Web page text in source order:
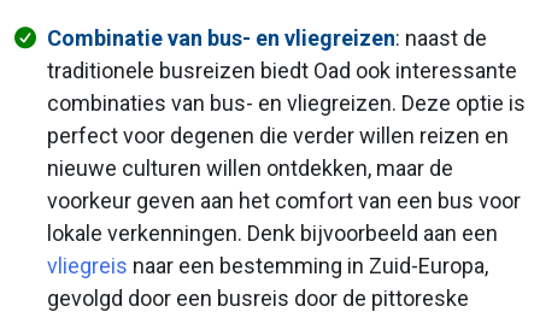
Combinatie van bus- en vliegreizen: naast de
traditionele busreizen biedt Oad ook interessante
combinaties van bus- en vliegreizen. Deze optie is
perfect voor degenen die verder willen reizen en
nieuwe culturen willen ontdekken, maar de
voorkeur geven aan het comfort van een bus voor
lokale verkenningen. Denk bijvoorbeeld aan een
vliegreis naar een bestemming in Zuid-Europa,
gevolgd door een busreis door de pittoreske